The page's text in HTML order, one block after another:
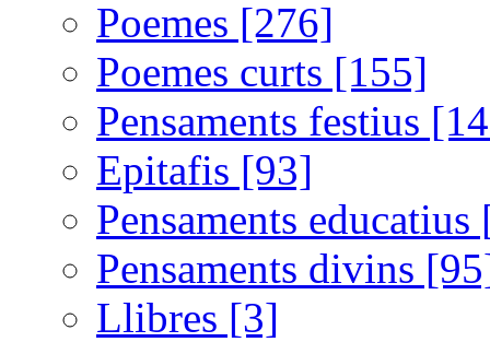
Poemes [276]
Poemes curts [155]
Pensaments festius
Epitafis [93]
Pensaments
Pensaments divins
Llibres [3]